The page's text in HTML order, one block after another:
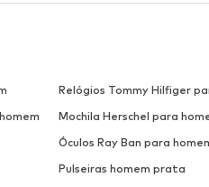
Relógios Tommy Hilfiger
Mochila Herschel para
Óculos Ray Ban para
Pulseiras homem prata